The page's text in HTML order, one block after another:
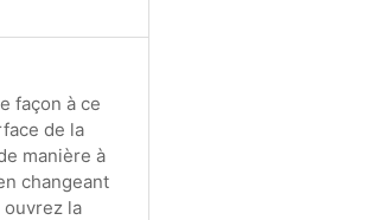
façon à ce
de la
manière à
changeant
la